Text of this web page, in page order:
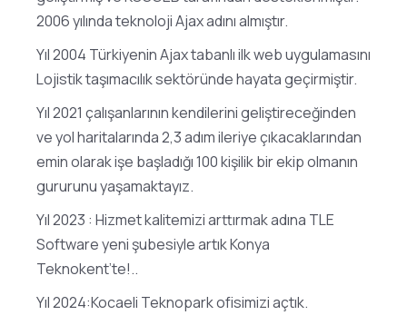
2006 yılında teknoloji Ajax adını almıştır.
Yıl 2004 Türkiyenin Ajax tabanlı ilk web uygulamasını
Lojistik taşımacılık sektöründe hayata geçirmiştir.
Yıl 2021 çalışanlarının kendilerini geliştireceğinden
ve yol haritalarında 2,3 adım ileriye çıkacaklarından
emin olarak işe başladığı 100 kişilik bir ekip olmanın
gururunu yaşamaktayız.
Yıl 2023 : Hizmet kalitemizi arttırmak adına TLE
Software yeni şubesiyle artık Konya
Teknokent’te!..
Yıl 2024:Kocaeli Teknopark ofisimizi açtık.